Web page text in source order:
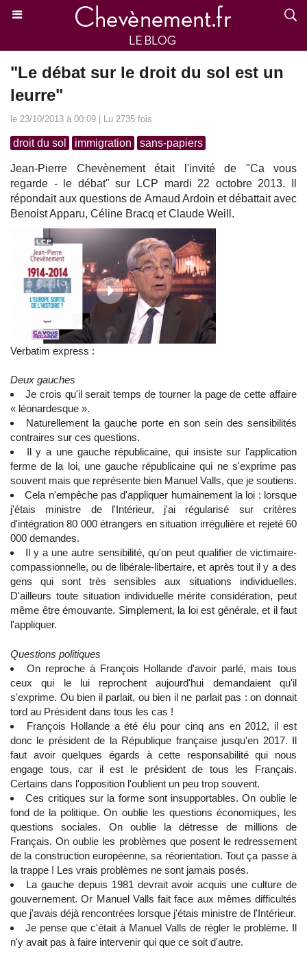
"Le débat sur le droit du sol est un
leurre"
le 23/10/2013 à 00:09 | Lu 2735 fois
droit du sol immigration sans-papiers
Jean-Pierre Chevènement était l'invité de "Ca vous
regarde - le débat" sur LCP mardi 22 octobre 2013. Il
répondait aux questions de Arnaud Ardoin et débattait avec
Benoist Apparu, Céline Bracq et Claude Weill.
Verbatim express :
Deux gauches
Je crois qu'il serait temps de tourner la page de cette affaire
« léonardesque ».
Naturellement la gauche porte en son sein des sensibilités
contraires sur ces questions.
Il y a une gauche républicaine, qui insiste sur l'application
ferme de la loi, une gauche républicaine qui ne s'exprime pas
souvent mais que représente bien Manuel Valls, que je soutiens.
Cela n'empêche pas d'appliquer humainement la loi : lorsque
j'étais ministre de l'Intérieur, j'ai régularisé sur critères
d'intégration 80 000 étrangers en situation irrégulière et rejeté 60
000 demandes.
Il y a une autre sensibilité, qu'on peut qualifier de victimaire-
compassionnelle, ou de libérale-libertaire, et après tout il y a des
gens qui sont très sensibles aux situations individuelles.
D'ailleurs toute situation individuelle mérite considération, peut
même être émouvante. Simplement, la loi est générale, et il faut
l'appliquer.
Questions politiques
On reproche à François Hollande d'avoir parlé, mais tous
ceux qui le lui reprochent aujourd'hui demandaient qu'il
s'exprime. Ou bien il parlait, ou bien il ne parlait pas : on donnait
tord au Président dans tous les cas !
François Hollande a été élu pour cinq ans en 2012, il est
donc le président de la République française jusqu'en 2017. Il
faut avoir quelques égards à cette responsabilité qui nous
engage tous, car il est le président de tous les Français.
Certains dans l'opposition l'oublient un peu trop souvent.
Ces critiques sur la forme sont insupportables. On oublie le
fond de la politique. On oublie les questions économiques, les
questions sociales. On oublie la détresse de millions de
Français. On oublie les problèmes que posent le redressement
de la construction européenne, sa réorientation. Tout ça passe à
la trappe ! Les vrais problèmes ne sont jamais posés.
La gauche depuis 1981 devrait avoir acquis une culture de
gouvernement. Or Manuel Valls fait face aux mêmes difficultés
que j'avais déjà rencontrées lorsque j'étais ministre de l'Intérieur.
Je pense que c'était à Manuel Valls de régler le problème. Il
n'y avait pas à faire intervenir qui que ce soit d'autre.